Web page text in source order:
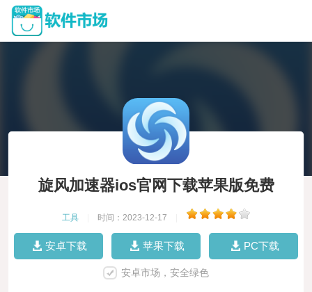
旋风加速器ios官网下载苹果版免费
工具 时间：2023-12-17
安卓下载 苹果下载 PC下载
安卓市场，安全绿色